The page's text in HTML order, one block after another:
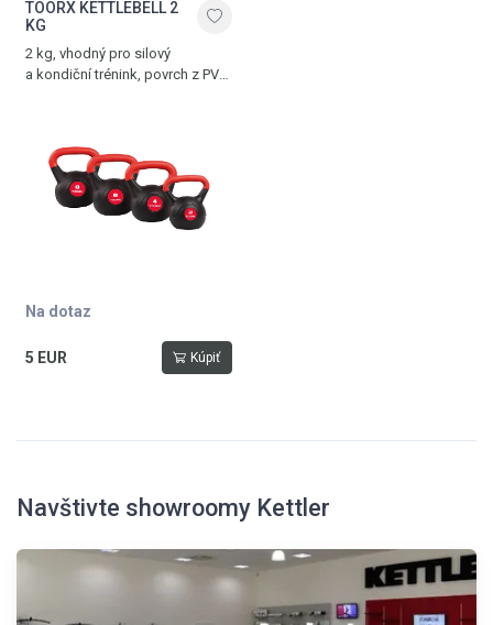
TOORX KETTLEBELL 2
KG
2 kg, vhodný pro silový
a kondiční trénink, povrch z PVC,
Na dotaz
5 EUR Kúpiť
Navštivte showroomy Kettler